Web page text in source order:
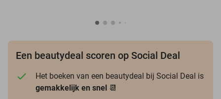
Een beautydeal scoren op Social Deal
Het boeken van een beautydeal bij Social Deal is
gemakkelijk en snel 📆